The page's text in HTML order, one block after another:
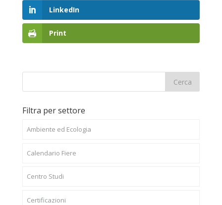
LinkedIn
Print
Filtra per settore
Ambiente ed Ecologia
Calendario Fiere
Centro Studi
Certificazioni